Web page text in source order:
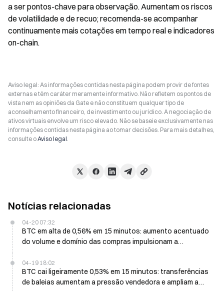
a ser pontos-chave para observação. Aumentam os riscos
de volatilidade e de recuo; recomenda-se acompanhar
continuamente mais cotações em tempo real e indicadores
on-chain.
Aviso legal: As informações contidas nesta página podem provir de fontes
externas e têm caráter meramente informativo. Não refletem os pontos de
vista nem as opiniões da Gate e não constituem qualquer tipo de
aconselhamento financeiro, de investimento ou jurídico. A negociação de
ativos virtuais envolve um risco elevado. Não se baseie exclusivamente nas
informações contidas nesta página ao tomar decisões. Para mais detalhes,
consulte oAviso legal.
Notícias relacionadas
04-20 07:32
BTC em alta de 0,56% em 15 minutos: aumento acentuado
do volume e domínio das compras impulsionam a
04-19 18:02
BTC cai ligeiramente 0,53% em 15 minutos: transferências
de baleias aumentam a pressão vendedora e ampliam a